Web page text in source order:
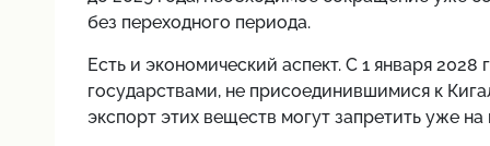
без переходного периода.
Есть и экономический аспект. С 1 января
государствами, не присоединившимися к
экспорт этих веществ могут запретить уже